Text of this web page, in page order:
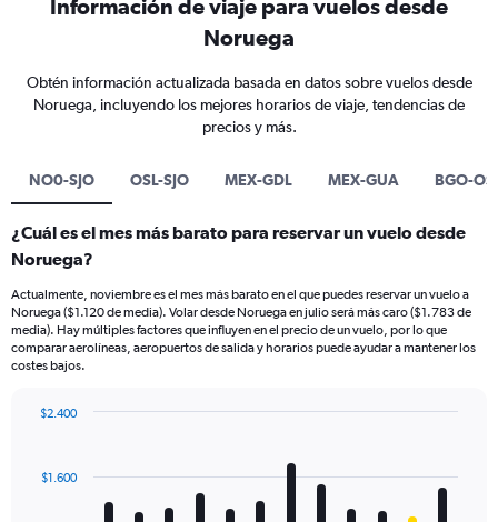
Información de viaje para vuelos desde
Noruega
Obtén información actualizada basada en datos sobre vuelos desde
Noruega, incluyendo los mejores horarios de viaje, tendencias de
precios y más.
NO0-SJO OSL-SJO MEX-GDL MEX-GUA BGO-
¿Cuál es el mes más barato para reservar un vuelo desde
Noruega?
Actualmente, noviembre es el mes más barato en el que puedes reservar un vuelo a
Noruega ($1.120 de media). Volar desde Noruega en julio será más caro ($1.783 de
media). Hay múltiples factores que influyen en el precio de un vuelo, por lo que
comparar aerolíneas, aeropuertos de salida y horarios puede ayudar a mantener los
costes bajos.
with
12
$1.600
$2.400